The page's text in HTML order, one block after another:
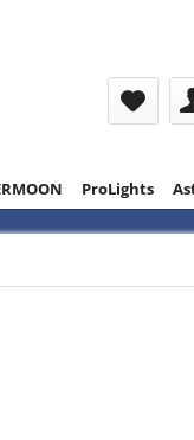
ProLights